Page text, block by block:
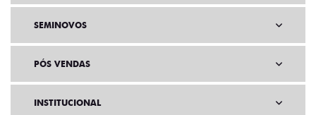
SEMINOVOS
PÓS VENDAS
INSTITUCIONAL